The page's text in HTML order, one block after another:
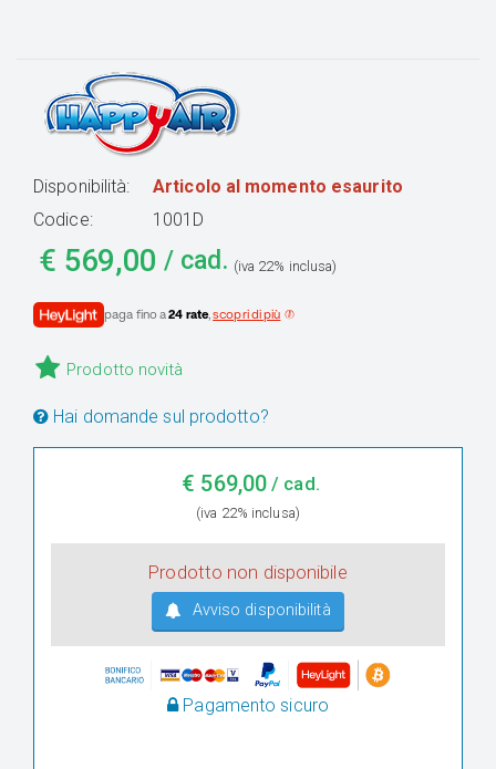
Disponibilità:
Articolo al momento esaurito
Codice:
1001D
€ 569,00 / cad. (iva 22% inclusa)
paga fino a24 rate,scopri di più
Prodotto novità
Hai domande sul prodotto?
€ 569,00 / cad.
(iva 22% inclusa)
Prodotto non disponibile
Avviso disponibilità
Pagamento sicuro